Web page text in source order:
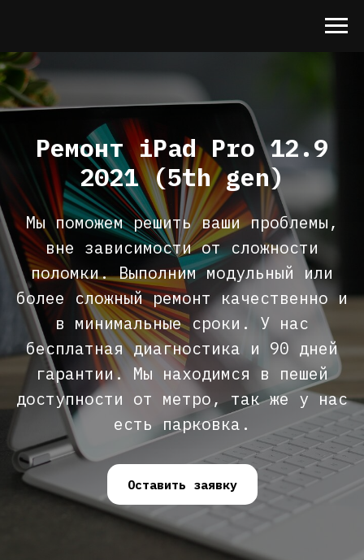
Ремонт iPad Pro 12.9
2021 (5th gen)
Мы поможем решить ваши проблемы,
вне зависимости от сложности
поломки. Выполним модульный или
более сложный ремонт качественно и
в минимальные сроки. У нас
бесплатная диагностика и 90 дней
гарантии. Мы находимся в пешей
доступности от метро, так же у нас
есть парковка.
Оставить заявку